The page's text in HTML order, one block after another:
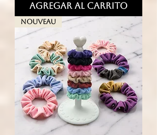
Agregar al carrito
Nouveau